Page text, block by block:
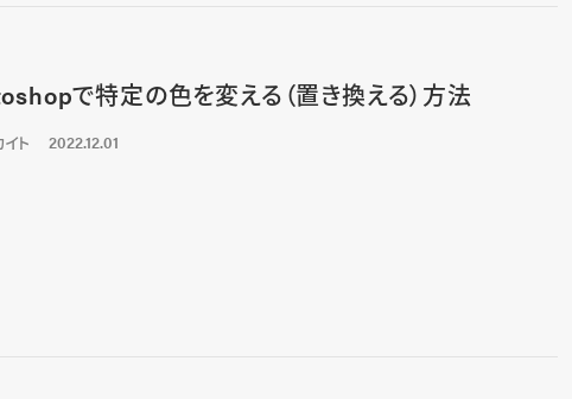
で特定の色を変える（置き換える）方法
ト 2022.12.01